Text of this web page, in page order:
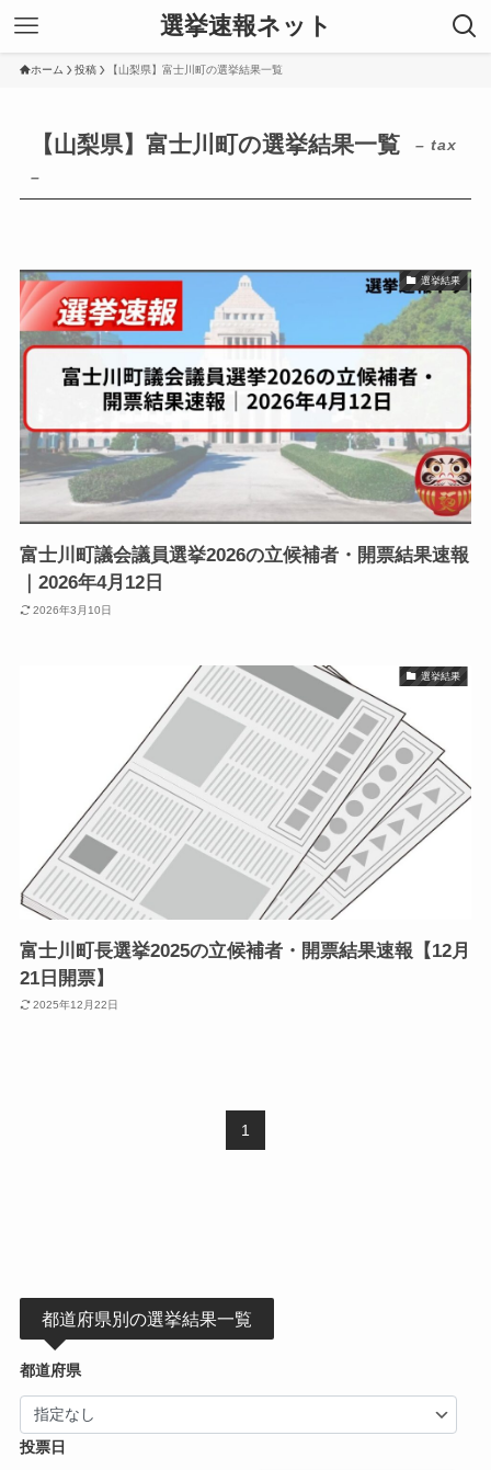
選挙速報ネット
ホーム 投稿 【山梨県】富士川町の選挙結果一覧
【山梨県】富士川町の選挙結果一覧
– tax
–
選挙結果
富士川町議会議員選挙2026の立候補者・開票結果速報
｜2026年4月12日
2026年3月10日
選挙結果
富士川町長選挙2025の立候補者・開票結果速報【12月
21日開票】
2025年12月22日
1
都道府県別の選挙結果一覧
都道府県
投票日